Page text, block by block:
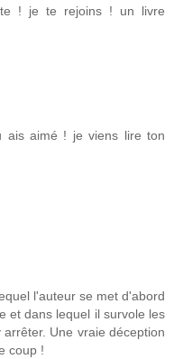
! je te rejoins ! un livre
ais aimé ! je viens lire ton
l'auteur se met d'abord
et dans lequel il survole les
Une vraie déception
coup !